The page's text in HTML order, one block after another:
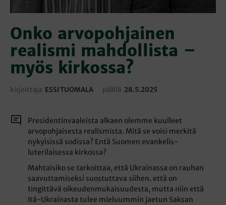
Onko arvopohjainen
realismi mahdollista –
myös kirkossa?
kirjoittaja ESSI TUOMALA päällä 28.5.2025
Presidentinvaaleista alkaen olemme kuulleet
arvopohjaisesta realismista. Mitä se voisi merkitä
nykyisissä sodissa? Entä Suomen evankelis-
luterilaisessa kirkossa?
Mahtaisiko se tarkoittaa, että Ukrainassa on rauhan
saavuttamiseksi suostuttava siihen. että on
tingittävä oikeudenmukaisuudesta, mutta niin että
Itä-Ukrainasta tulee mieluummin jaetun Saksan